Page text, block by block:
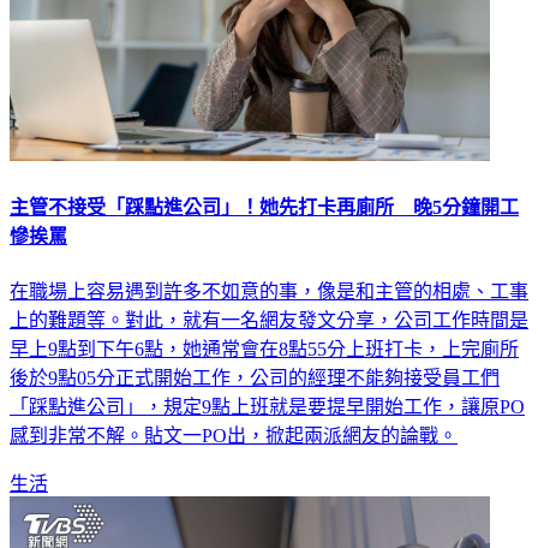
主管不接受「踩點進公司」！她先打卡再廁所 晚5分鐘開工
慘挨罵
在職場上容易遇到許多不如意的事，像是和主管的相處、工事
上的難題等。對此，就有一名網友發文分享，公司工作時間是
早上9點到下午6點，她通常會在8點55分上班打卡，上完廁所
後於9點05分正式開始工作，公司的經理不能夠接受員工們
「踩點進公司」，規定9點上班就是要提早開始工作，讓原PO
感到非常不解。貼文一PO出，掀起兩派網友的論戰。
生活